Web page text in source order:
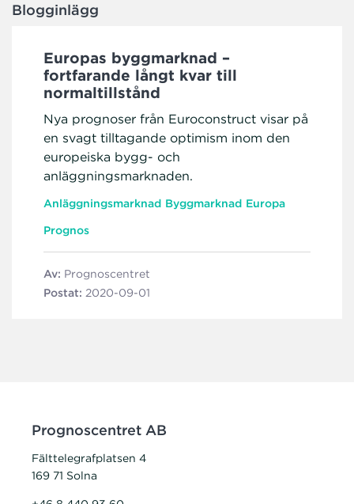
Blogginlägg
Europas byggmarknad –
fortfarande långt kvar till
normaltillstånd
Nya prognoser från Euroconstruct visar på
en svagt tilltagande optimism inom den
europeiska bygg- och
anläggningsmarknaden.
Anläggningsmarknad Byggmarknad Europa
Prognos
Av: Prognoscentret
Postat: 2020-09-01
Prognoscentret AB
Fälttelegrafplatsen 4
169 71 Solna